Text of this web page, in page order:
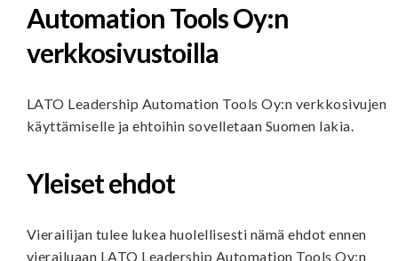
Automation Tools Oy:n
verkkosivustoilla
LATO Leadership Automation Tools Oy:n verkkosivujen
käyttämiselle ja ehtoihin sovelletaan Suomen lakia.
Yleiset ehdot
Vierailijan tulee lukea huolellisesti nämä ehdot ennen
vierailuaan LATO Leadership Automation Tools Oy:n